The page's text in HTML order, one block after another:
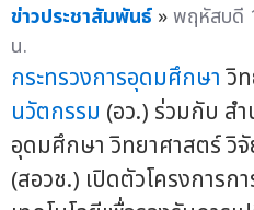
ข่าวประชาสัมพันธ์ »พฤหัสบดี
น.
กระทรวงการอุดมศึกษาวิ
นวัตกรรม (อว.) ร่วมกับ ส
อุดมศึกษา วิทยาศาสตร์ วิ
(สอวช.) เปิดตัวโครงการก